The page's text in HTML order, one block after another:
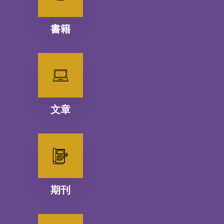
書籍
文章
期刊